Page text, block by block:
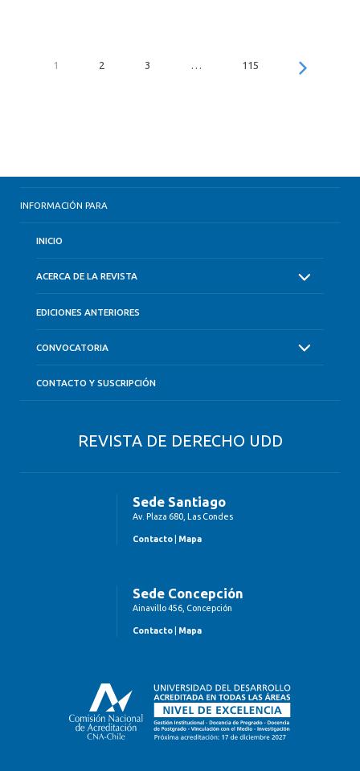
1 2 3 … 115
INFORMACIÓN PARA
INICIO
ACERCA DE LA REVISTA
EDICIONES ANTERIORES
CONVOCATORIA
CONTACTO Y SUSCRIPCIÓN
REVISTA DE DERECHO UDD
Sede Santiago
Av. Plaza 680, Las Condes
Contacto Mapa
Sede Concepción
Ainavillo 456, Concepción
Contacto Mapa